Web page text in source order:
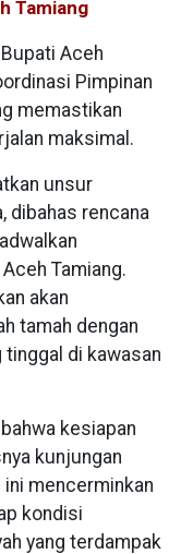
Tamiang
Aceh
Pimpinan
memastikan
maksimal.
unsur
dibahas rencana
Tamiang.
akan
tamah dengan
tinggal di kawasan
kesiapan
kunjungan
mencerminkan
kondisi
yang terdampak